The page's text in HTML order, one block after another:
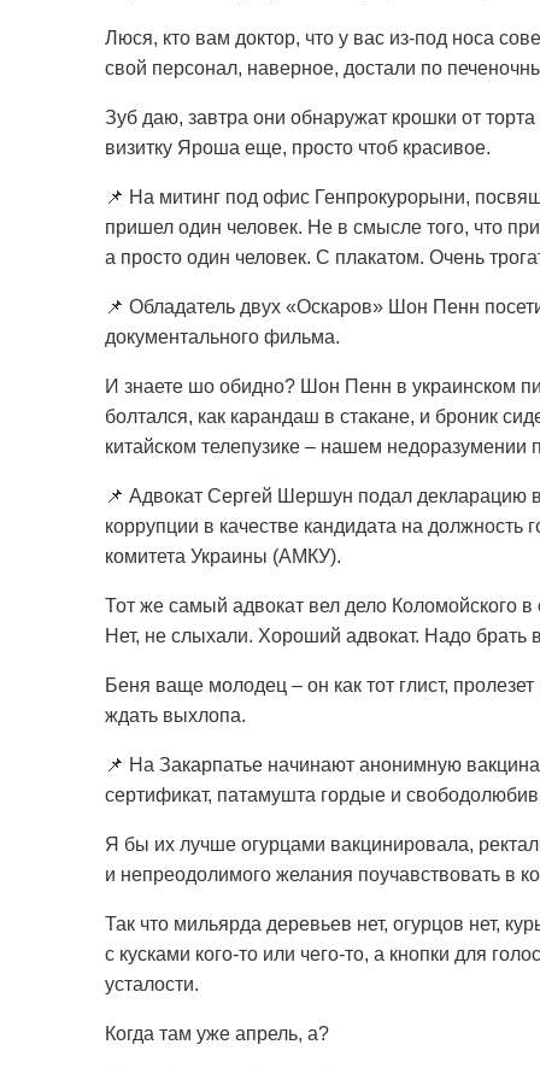
Люся, кто вам доктор, что у вас из-под носа
свой персонал, наверное, достали по
Зуб даю, завтра они обнаружат крошки от
визитку Яроша еще, просто чтоб красивое.
📌 На митинг под офис Генпрокурорыни,
пришел один человек. Не в смысле того, что
а просто один человек. С плакатом. Очень
📌 Обладатель двух «Оскаров» Шон Пенн
документального фильма.
И знаете шо обидно? Шон Пенн в украинском
болтался, как карандаш в стакане, и броник
китайском телепузике – нашем недоразумении
📌 Адвокат Сергей Шершун подал декларацию
коррупции в качестве кандидата на должность
комитета Украины (АМКУ).
Тот же самый адвокат вел дело Коломойского
Нет, не слыхали. Хороший адвокат. Надо брать
Беня ваще молодец – он как тот глист,
ждать выхлопа.
📌 На Закарпатье начинают анонимную
сертификат, патамушта гордые и
Я бы их лучше огурцами вакцинировала,
и непреодолимого желания поучавствовать в
Так что мильярда деревьев нет, огурцов нет,
с кусками кого-то или чего-то, а кнопки для
усталости.
Когда там уже апрель, а?